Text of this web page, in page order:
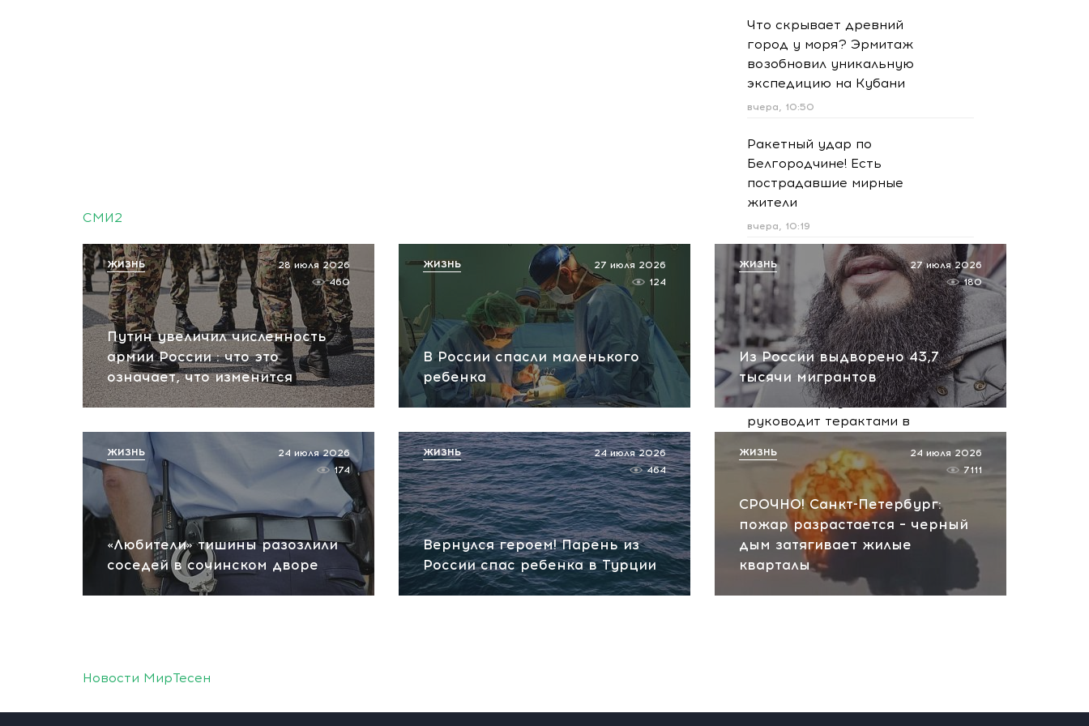
Что скрывает древний
город у моря? Эрмитаж
возобновил уникальную
экспедицию на Кубани
вчера, 10:50
Ракетный удар по
Белгородчине! Есть
пострадавшие мирные
жители
вчера, 10:19
Срочно! В Геленджике и
Новороссийске громко -
работает ПВО:
рекомендуется уйти с
пляжей
вчера, 10:13
НАТО планирует и
руководит терактами в
заявление хакеров
вчера, 10:07
СМИ2
Путин увеличил численность
армии России : что это
означает, что изменится
28 июля 2026
460
ЖИЗНЬ
В России спасли маленького
ребенка
27 июля 2026
124
ЖИЗНЬ
Из России выдворено 43,7
тысячи мигрантов
27 июля 2026
180
ЖИЗНЬ
«Любители» тишины разозлили
соседей в сочинском дворе
24 июля 2026
174
ЖИЗНЬ
Вернулся героем! Парень из
России спас ребенка в Турции
24 июля 2026
464
ЖИЗНЬ
СРОЧНО! Санкт-Петербург:
пожар разрастается – черный
дым затягивает жилые
кварталы
24 июля 2026
7111
ЖИЗНЬ
Новости МирТесен